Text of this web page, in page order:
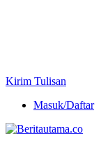
Kirim Tulisan
Masuk/Daftar